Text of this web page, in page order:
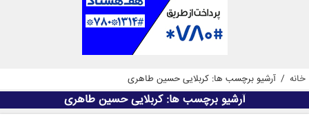
خانه / آرشیو برچسب ها: کربلایی حسین طاهری
آرشیو برچسب ها:کربلایی حسین طاهری